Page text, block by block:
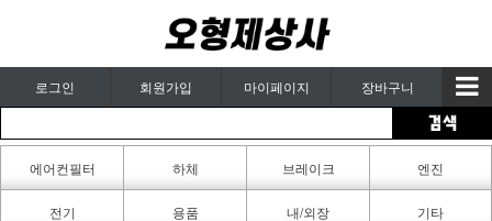
로그인 회원가입 마이페이지 장바구니
에어컨필터
카페인트
하체 브레이크 엔진
전기 용품 내/외장 기타